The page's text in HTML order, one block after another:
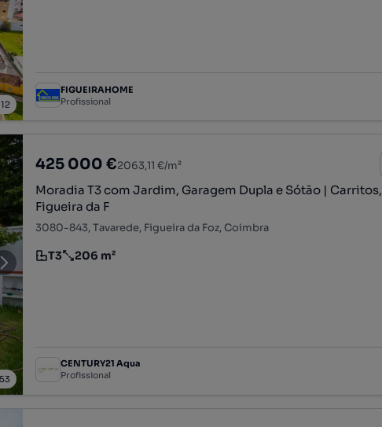
12
FIGUEIRAHOME
Profissional
53
425 000 €2063,11 €/m²
Moradia T3 com Jardim, Garagem Dupla e Sótão | Carritos,
Figueira da F
3080-843, Tavarede, Figueira da Foz, Coimbra
Tipologia
T3
Preço por metro quadrado
206 m²
CENTURY21 Aqua
Profissional